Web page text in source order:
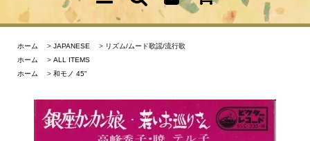
ホーム > JAPANESE > リズム/ムード歌謡/流行歌
ホーム
> ALL ITEMS
ホーム
> 和モノ 45"